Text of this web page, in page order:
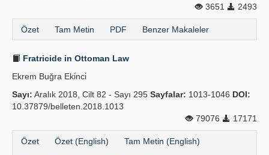
3651
2493
Özet Tam Metin PDF Benzer Makaleler
Fratricide in Ottoman Law
Ekrem Buğra Eki̇nci̇
Sayı: Aralık 2018, Cilt 82 - Sayı 295 Sayfalar: 1013-1046 DOI:
10.37879/belleten.2018.1013
79076
17171
Özet Özet (English) Tam Metin (English)